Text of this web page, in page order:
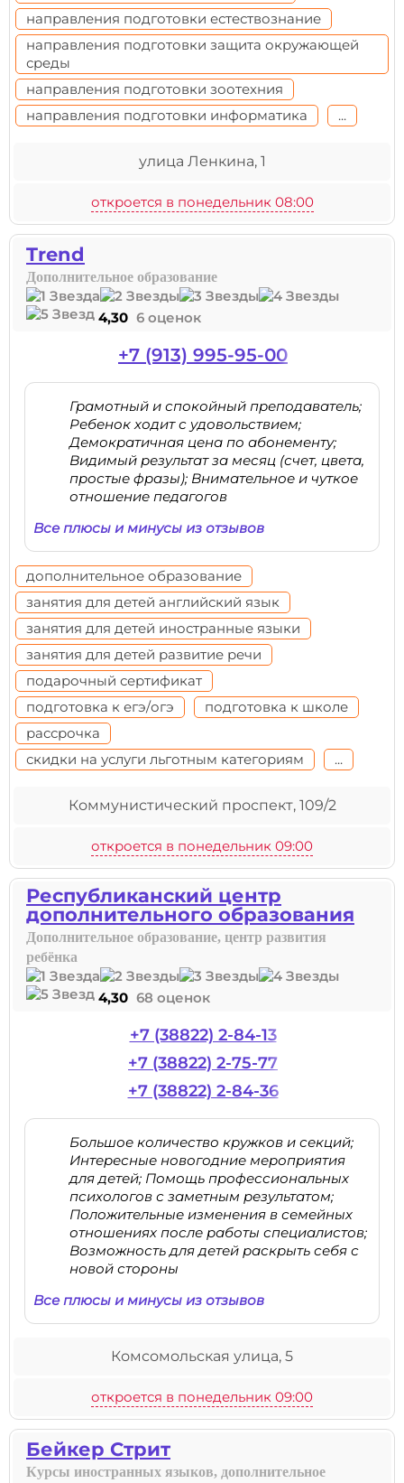
направления подготовки естествознание
направления подготовки защита окружающей
среды
направления подготовки зоотехния
направления подготовки информатика
...
улица Ленкина, 1
откроется в понедельник 08:00
Trend
Дополнительное образование
4,30 6 оценок
+7 (913) 995-95-00
Грамотный и спокойный преподаватель;
Ребенок ходит с удовольствием;
Демократичная цена по абонементу;
Видимый результат за месяц (счет, цвета,
простые фразы); Внимательное и чуткое
отношение педагогов
Все плюсы и минусы из отзывов
дополнительное образование
занятия для детей английский язык
занятия для детей иностранные языки
занятия для детей развитие речи
подарочный сертификат
подготовка к егэ/огэ
подготовка к школе
рассрочка
скидки на услуги льготным категориям
...
Коммунистический проспект, 109/2
откроется в понедельник 09:00
Республиканский центр
дополнительного образования
Дополнительное образование, центр развития
ребёнка
4,30 68 оценок
+7 (38822) 2-84-13
+7 (38822) 2-75-77
+7 (38822) 2-84-36
Большое количество кружков и секций;
Интересные новогодние мероприятия
для детей; Помощь профессиональных
психологов с заметным результатом;
Положительные изменения в семейных
отношениях после работы специалистов;
Возможность для детей раскрыть себя с
новой стороны
Все плюсы и минусы из отзывов
Комсомольская улица, 5
откроется в понедельник 09:00
Бейкер Стрит
Курсы иностранных языков, дополнительное